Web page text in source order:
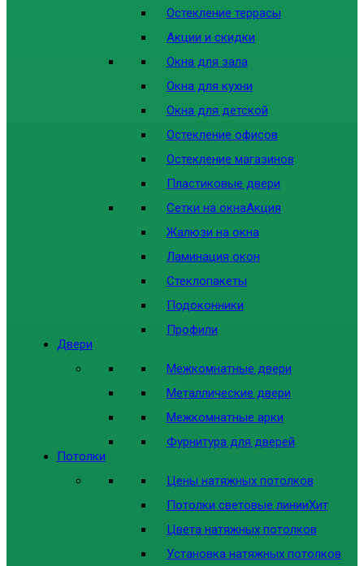
Остекление террасы
Акции и скидки
Окна для зала
Окна для кухни
Окна для детской
Остекление офисов
Остекление магазинов
Пластиковые двери
Сетки на окнаАкция
Жалюзи на окна
Ламинация окон
Стеклопакеты
Подоконники
Профили
Двери
Межкомнатные двери
Металлические двери
Межкомнатные арки
Фурнитура для дверей
Потолки
Цены натяжных потолков
Потолки световые линииХит
Цвета натяжных потолков
Установка натяжных потолков